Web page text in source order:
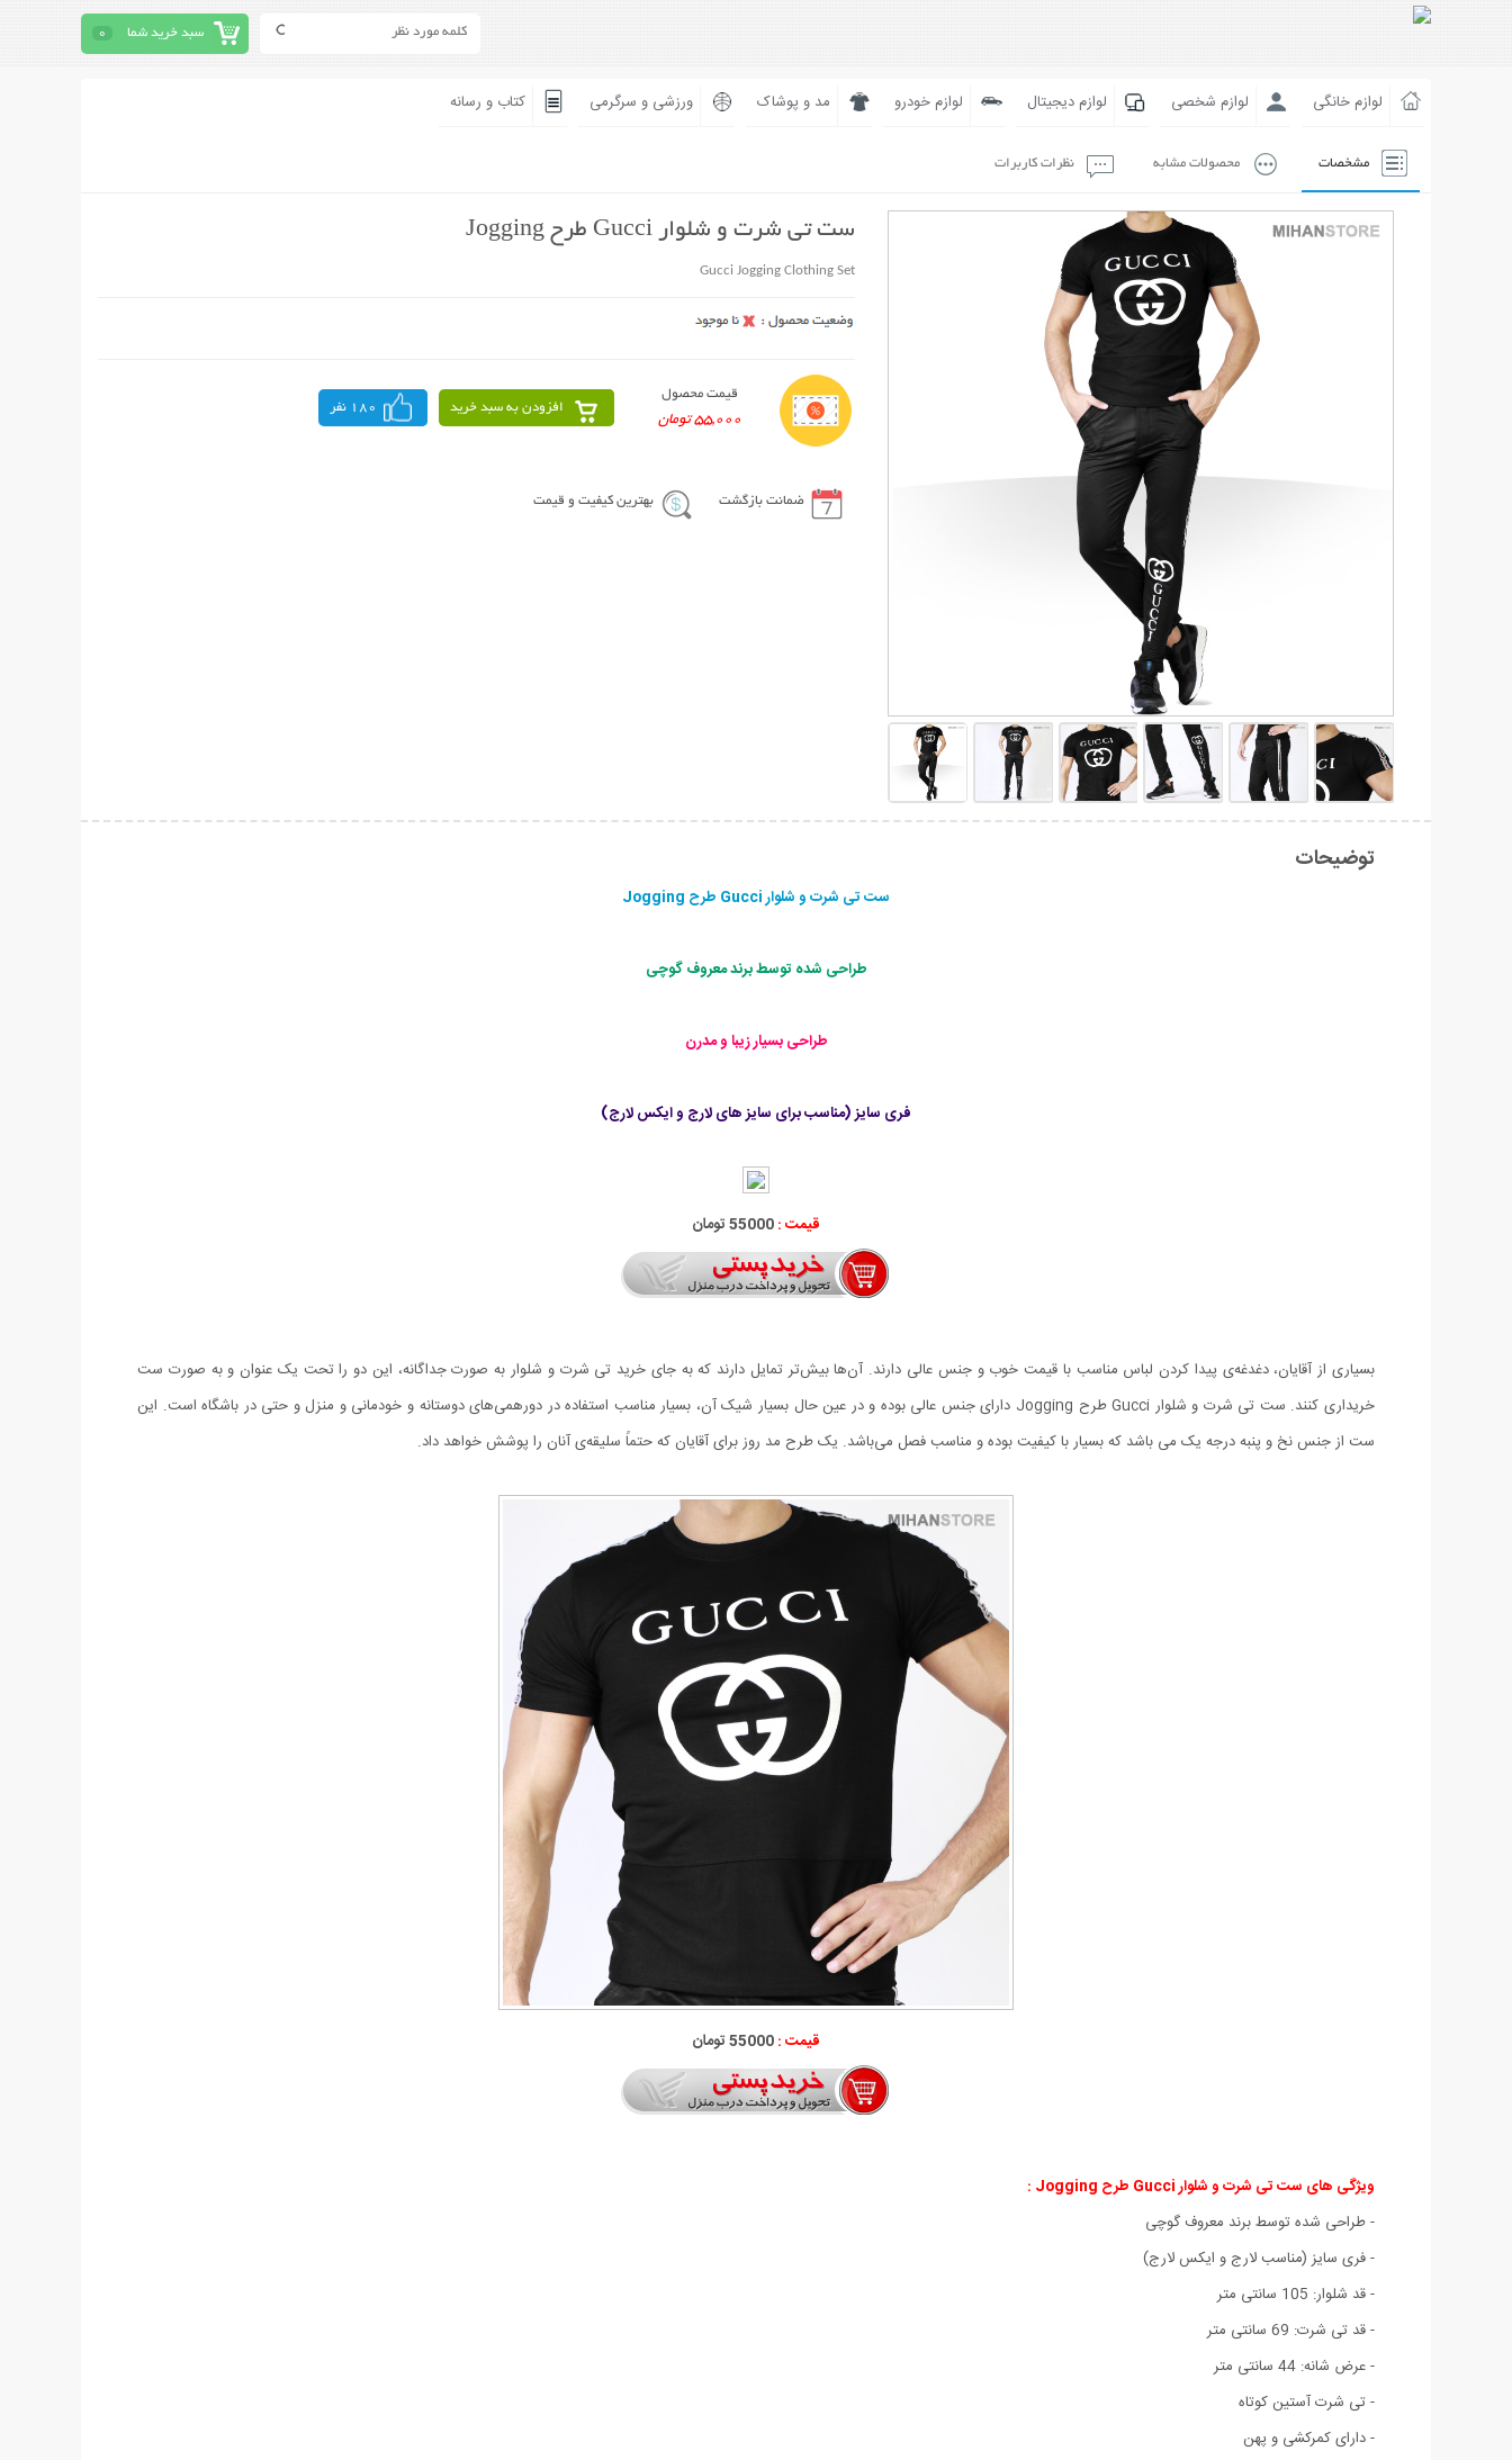
سبد خرید شما 0
لوازم خانگی لوازم شخصی لوازم دیجیتال لوازم خودرو مد و پوشاک ورزشی و سرگرمی کتاب و رسانه
مشخصات محصولات مشابه نظرات کاربرات
ست تی شرت و شلوار Gucci طرح Jogging
Gucci Jogging Clothing Set
قیمت محصول
55,000 تومان
افزودن به سبد خرید 180 نفر
ضمانت بازگشت بهترین کیفیت و قیمت
توضیحات
ست تی شرت و شلوار Gucci طرح Jogging
طراحی شده توسط برند معروف گوچی
طراحی بسیار زیبا و مدرن
فری سایز (مناسب برای سایز های لارج و ایکس لارج)
قیمت :55000 تومان
بسیاری از آقایان، دغدغه‌ی پیدا کردن لباس مناسب با قیمت خوب و جنس عالی دارند. آن‌ها بیش‌تر تمایل دارند که به جای خرید تی شرت و شلوار به صورت جداگانه، این دو را تحت یک عنوان و به صورت ست
خریداری کنند. ست تی شرت و شلوار Gucci طرح Jogging دارای جنس عالی بوده و در عین حال بسیار شیک آن، بسیار مناسب استفاده در دورهمی‌های دوستانه و خودمانی و منزل و حتی در باشگاه است. این
ست از جنس نخ و پنبه درجه یک می باشد که بسیار با کیفیت بوده و مناسب فصل می‌باشد. یک طرح مد روز برای آقایان که حتماً سلیقه‌ی آنان را پوشش خواهد داد.
قیمت :55000 تومان
ویژگی های ست تی شرت و شلوار Gucci طرح Jogging :
- طراحی شده توسط برند معروف گوچی
- فری سایز (مناسب لارج و ایکس لارج)
- قد شلوار: 105 سانتی متر
- قد تی شرت: 69 سانتی متر
- عرض شانه: 44 سانتی متر
- تی شرت آستین کوتاه
- دارای کمرکشی و پهن